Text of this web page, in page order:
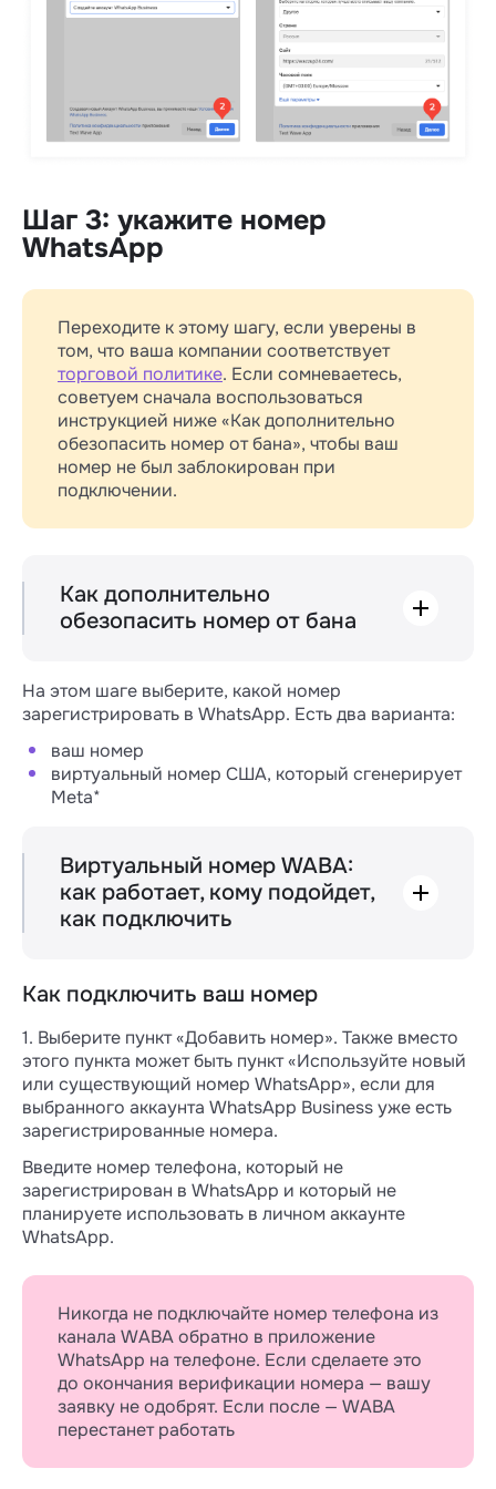
Шаг 3: укажите номер
WhatsApp
Переходите к этому шагу, если уверены в
том, что ваша компании соответствует
торговой политике. Если сомневаетесь,
советуем сначала воспользоваться
инструкцией ниже «Как дополнительно
обезопасить номер от бана», чтобы ваш
номер не был заблокирован при
подключении.
Как дополнительно
обезопасить номер от бана
Подождите около 1 часа. Спустя 1 час
перейдите поссылке(может
адреса) → откроется страница с
аккаунтами ваших компаний в Business
Manager → выберите компанию (бизнес-
Откроется окно с данными о вашей
компании → перейдите в блок
«Информация о компании» → «Статус
аккаунта».
значит, всё в порядке и можно
продолжить регистрацию вашего
бизнес-портфолио. Если любой другой
статус — пишите в поддержку Wazzup.
На этом шаге выберите, какой номер
зарегистрировать в WhatsApp. Есть два варианта:
ваш номер
виртуальный номер США, который сгенерирует
Meta*
Виртуальный номер WABA:
как работает, кому подойдет,
как подключить
канал с вашим номером.
Виртуальный номер подойдет в качестве
номера вашего аккаунта WhatsApp при
трех условиях:
1. Вам подходит номер США.
Meta* генерирует только номера США с
кодом +1. Если ваша компания из другой
страны, сообщения с виртуального номера
будут выглядеть подозрительно для ваших
клиентов.
2. Планируете использовать для WhatsApp
отдельный номер.
Виртуальный номер работает только
в WhatsApp: его нельзя использовать,
чтобы звонить, получать SMS или создавать
аккаунты в других мессенджерах.
3. Вы готовы подтвердить компанию
и отображаемое имя профиля сразу после
Как подключить ваш номер
1. Выберите пункт «Добавить номер». Также вместо
этого пункта может быть пункт «Используйте новый
или существующий номер WhatsApp», если для
выбранного аккаунта WhatsApp Business уже есть
зарегистрированные номера.
Введите номер телефона, который не
зарегистрирован в WhatsApp и который не
планируете использовать в личном аккаунте
WhatsApp.
Никогда не подключайте номер телефона из
канала WABA обратно в приложение
WhatsApp на телефоне. Если сделаете это
до окончания верификации номера — вашу
заявку не одобрят. Если после — WABA
перестанет работать